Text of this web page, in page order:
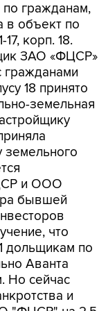
по гражданам,
в объект по
корп. 18.
ЗАО «ФЦСР»
гражданами
18 принято
земельная
земельного
и ООО
бывшей
что
дольщикам по
Аванта
Но сейчас
и